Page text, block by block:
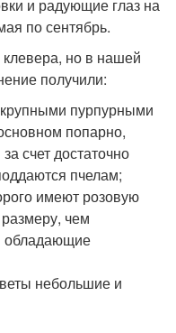
и радующие глаз на
по сентябрь.
но в нашей
получили:
пурпурными
попарно,
счет достаточно
пчелам;
имеют розовую
чем
обладающие
небольшие и